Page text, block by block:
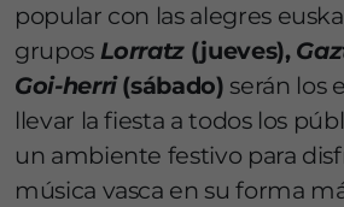
popular con las alegres
grupos Lorratz (jueves),
Goi-herri(sábado) serán los
llevar la fiesta a todos los
un ambiente festivo para
música vasca en su forma